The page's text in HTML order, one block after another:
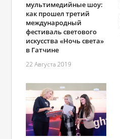
мультимедийные шоу:
как прошел третий
международный
фестиваль светового
искусства «Ночь света»
в Гатчине
22 Августа 2019